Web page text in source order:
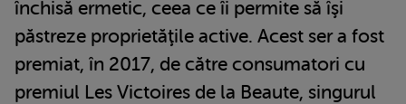
închisă ermetic, ceea ce îi permite să îşi
păstreze proprietăţile active. Acest ser a fost
premiat, în 2017, de către consumatori cu
premiul Les Victoires de la Beaute, singurul